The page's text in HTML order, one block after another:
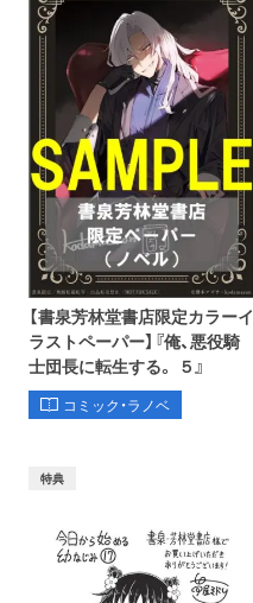
【書泉芳林堂書店限定カラーイ
ラストペーパー】『俺、悪役騎
士団長に転生する。 ５』
コミック・ラノベ
特典